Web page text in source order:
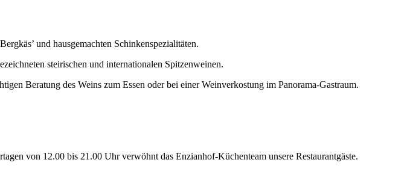
und hausgemachten Schinkenspezialitäten.
steirischen und internationalen Spitzenweinen.
Beratung des Weins zum Essen oder bei einer Weinverkostung im Panorama-Gastraum.
von 12.00 bis 21.00 Uhr verwöhnt das Enzianhof-Küchenteam unsere Restaurantgäste.